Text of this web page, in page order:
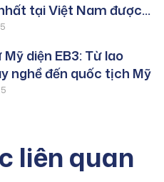
tại Việt Nam được
chương trình EB-3:
diện EB3: Từ lao
nghề đến quốc tịch Mỹ
liên quan